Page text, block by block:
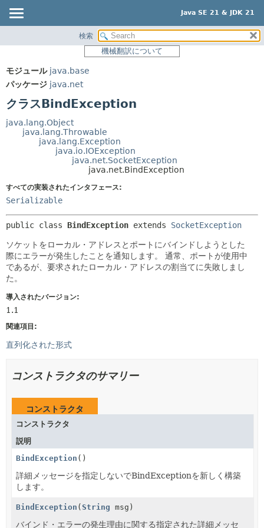
Java SE 21 & JDK 21
パッケージ
使用
ツリー
プレビュー
非推奨
索引
ヘルプ
サマリー:
ネスト済
コンストラクタ
検索
機械翻訳について
モジュール java.base
パッケージ java.net
クラスBindException
java.lang.Object
java.lang.Throwable
java.lang.Exception
java.io.IOException
java.net.SocketException
java.net.BindException
すべての実装されたインタフェース:
Serializable
public class BindException extends SocketException
ソケットをローカル・アドレスとポートにバインドしようとした
際にエラーが発生したことを通知します。
通常、ポートが使用中
であるが、要求されたローカル・アドレスの割当てに失敗しまし
た。
導入されたバージョン:
1.1
関連項目:
直列化された形式
コンストラクタのサマリー
コンストラクタ
コンストラクタ
説明
BindException ()
詳細メッセージを指定しないでBindExceptionを新しく構築
します。
BindException (String msg)
バインド・エラーの発生理由に関する指定された詳細メッセ